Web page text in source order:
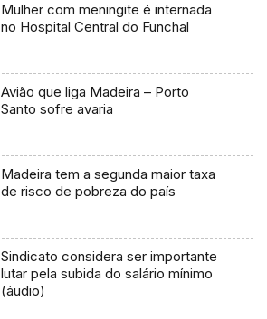
Mulher com meningite é internada
no Hospital Central do Funchal
Avião que liga Madeira – Porto
Santo sofre avaria
Madeira tem a segunda maior taxa
de risco de pobreza do país
Sindicato considera ser importante
lutar pela subida do salário mínimo
(áudio)